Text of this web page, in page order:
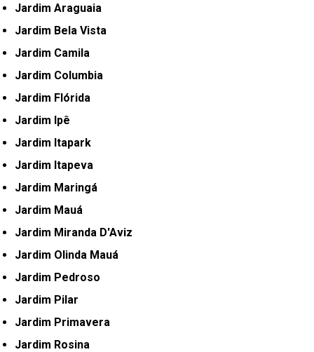
Jardim Araguaia
Jardim Bela Vista
Jardim Camila
Jardim Columbia
Jardim Flórida
Jardim Ipê
Jardim Itapark
Jardim Itapeva
Jardim Maringá
Jardim Mauá
Jardim Miranda D'Aviz
Jardim Olinda Mauá
Jardim Pedroso
Jardim Pilar
Jardim Primavera
Jardim Rosina